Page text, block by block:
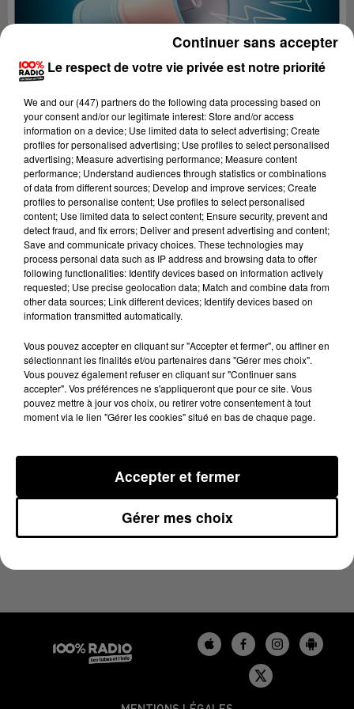
Lecture (4 min 25 sec)
100%
27 mai 2024 - 4 min 25 sec
LES INFOS DU TARN DU 27/05/2024 À 07H00
Le respect de votre vie privée est notre priorité
We and our (447) partnersdo the following data processing based on
your consent and/or our legitimate interest: Store and/or access
information on a device; Use limited data to select advertising; Create
profiles for personalised advertising; Use profiles to select personalised
advertising; Measure advertising performance; Measure content
performance; Understand audiences through statistics or combinations
of data from different sources; Develop and improve services; Create
profiles to personalise content; Use profiles to select personalised
content; Use limited data to select content; Ensure security, prevent and
detect fraud, and fix errors; Deliver and present advertising and content;
Save and communicate privacy choices. These technologies may
process personal data such as IP address and browsing data to offer
following functionalities: Identify devices based on information actively
requested; Use precise geolocation data; Match and combine data from
other data sources; Link different devices; Identify devices based on
information transmitted automatically.
Vous pouvez accepter en cliquant sur "Accepter et fermer", ou affiner en
sélectionnant les finalités et/ou partenaires dans "Gérer mes choix".
Vous pouvez également refuser en cliquant sur "Continuer sans
accepter". Vos préférences ne s'appliqueront que pour ce site. Vous
pouvez mettre à jour vos choix, ou retirer votre consentement à tout
moment via le lien "Gérer les cookies" situé en bas de chaque page.
Gérer mes choix
Accepter et fermer
Continuer sans accepter